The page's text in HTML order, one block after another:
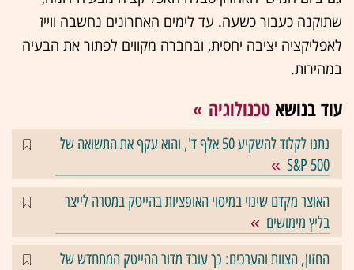
שתוקנה כעבור כשעה. עד לימים האחרונים נחשבה ווייז
לאפליקציה יציבה יחסית, ובחברה מקווים לפתור את הבעיה
במהירות.
עוד בנושא טכנולוגיה
נתנו לקלוד להשקיע 50 אלף ד', והוא עקף את התשואה של
S&P 500
האוצר מקדם שינוי במיסוי האופציות בהייטק במטרה לייצר
בליץ מימושים
החזון, הצוות והערכים: כך עובד מדור ההייטק המתחדש של